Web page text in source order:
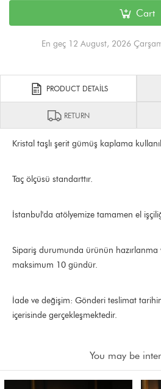
Cart
En geç 12 August, 2026
PRODUCT DETAILS
RETURN
Kristal taşlı şerit gümüş kaplama
Taç ölçüsü standarttır.
İstanbul'da atölyemize tamamen el
Sipariş durumunda ürünün hazırlanma
maksimum 10 gündür.
İade ve değişim: Gönderi teslimat
içerisinde gerçekleşmektedir.
You may be